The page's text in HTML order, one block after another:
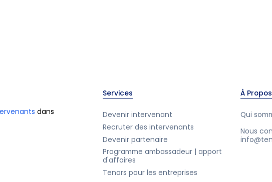
dans
Services
Devenir intervenant
Recruter des intervenants
Devenir partenaire
Programme ambassadeur | apport
d'affaires
Tenors pour les entreprises
À Propos
Qui
Nous